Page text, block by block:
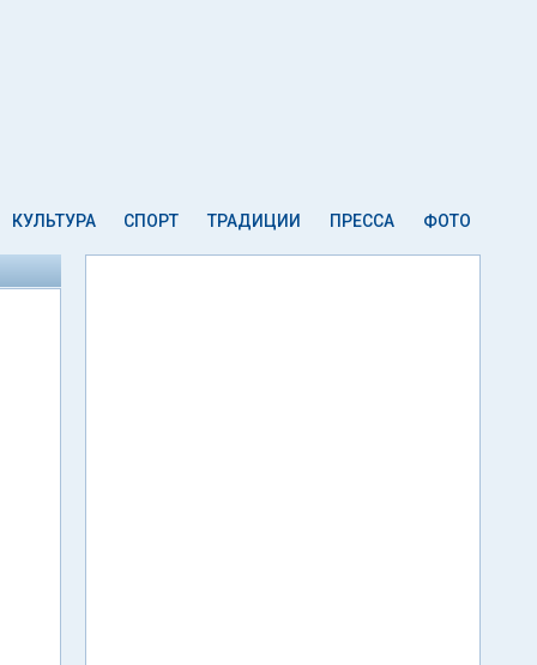
КУЛЬТУРА СПОРТ ТРАДИЦИИ ПРЕССА ФОТО